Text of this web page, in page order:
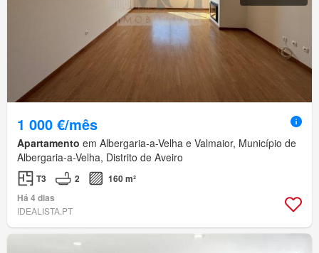
1 000 €/mês
Apartamento em Albergaria-a-Velha e Valmaior, Município de
Albergaria-a-Velha, Distrito de Aveiro
T3 2
160 m²
Há 4 dias
IDEALISTA.PT